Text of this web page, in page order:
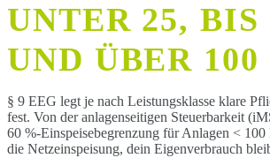
UNTER 25, BIS
UND ÜBER
§ 9 EEG legt je nach Leistungsklasse klare
fest. Von der anlagenseitigen Steuerbarkeit
60 %-Einspeisebegrenzung für Anlagen <
die Netzeinspeisung, dein Eigenverbrauch